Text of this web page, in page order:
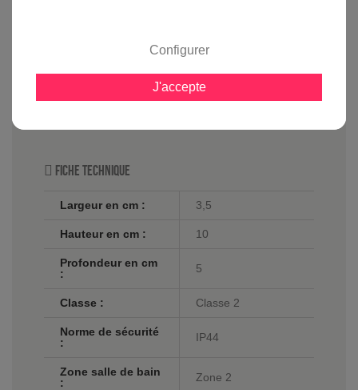
Bloc finition nickel mat est disponible sur
contact@laboutiqueduluminaire.fr ou sur notre page
contact en suivant ce lien :Service client
Fiche technique
Largeur en cm : 3,5
Hauteur en cm : 10
Profondeur en cm
:
5
Classe : Classe 2
Norme de sécurité
:
IP44
Zone salle de bain
:
Zone 2
Configurer
J'accepte